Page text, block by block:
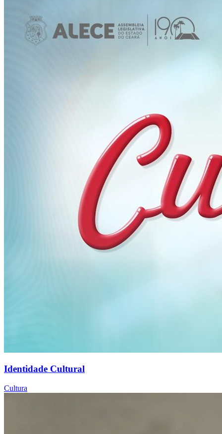
Identidade Cultural
Cultura